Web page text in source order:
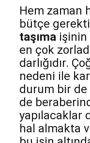
Hem zaman
bütçe
taşıma işinin
en çok
darlığıdır.
nedeni ile
durum bir
de
yapılacaklar
hal almakta